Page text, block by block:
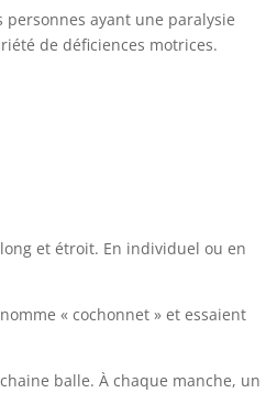
ayant une paralysie
de déficiences motrices.
et étroit. En individuel ou en
« cochonnet » et essaient
balle. À chaque manche, un